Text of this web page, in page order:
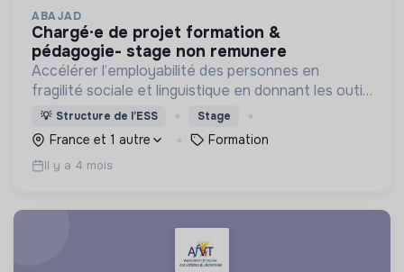
ABAJAD
chargé·e de projet formation &
pédagogie- stage non remunere
Accélérer l’employabilité des personnes en
fragilité sociale et linguistique en donnant les outils
de formation et en offrant un accompagnement,
pour permettre leur autonomie.
💡 Structure de l’ESS Stage
France et 1 autre Formation
Il y a 4 mois